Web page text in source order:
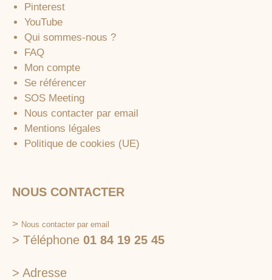
Pinterest
YouTube
Qui sommes-nous ?
FAQ
Mon compte
Se référencer
SOS Meeting
Nous contacter par email
Mentions légales
Politique de cookies (UE)
NOUS CONTACTER
> Nous contacter par email
> Téléphone 01 84 19 25 45
> Adresse